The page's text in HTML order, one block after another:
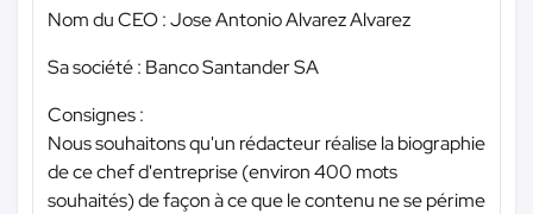
Nom du CEO : Jose Antonio Alvarez Alvarez
Sa société : Banco Santander SA
Consignes :
Nous souhaitons qu'un rédacteur réalise la biographie
de ce chef d'entreprise (environ 400 mots
souhaités) de façon à ce que le contenu ne se périme